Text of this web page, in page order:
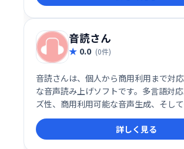
音読さん
0.0 (0件)
音読さんは、個人から商用利用まで対
な音声読み上げソフトです。多言語対
ズ性、商用利用可能な音声生成、そし
リティ機能が揃っており、動画クリエ
係者、ブロガーなど、多様なニーズに応
ルと言えるでしょう。
詳しく見る